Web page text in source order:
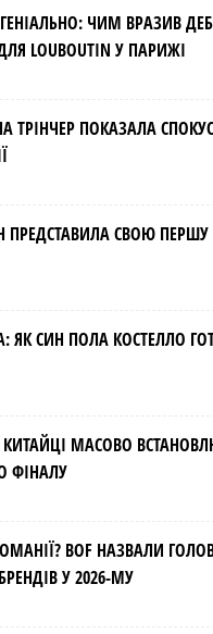
ЧИМ ВРАЗИВ
LOUBOUTIN У ПАРИЖІ
ТРІНЧЕР ПОКАЗАЛА
ПРЕДСТАВИЛА СВОЮ
ЯК СИН ПОЛА КОСТЕЛЛО
МАСОВО
ФІНАЛУ
BOF НАЗВАЛИ
У 2026-МУ